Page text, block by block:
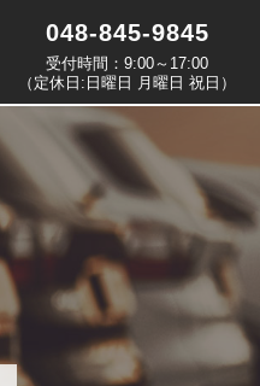
048-845-9845
受付時間：9:00～17:00
（定休日:日曜日 月曜日 祝日）